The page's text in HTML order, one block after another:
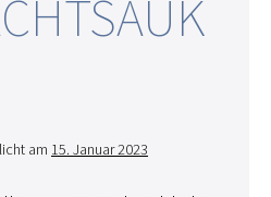
am 15. Januar 2023